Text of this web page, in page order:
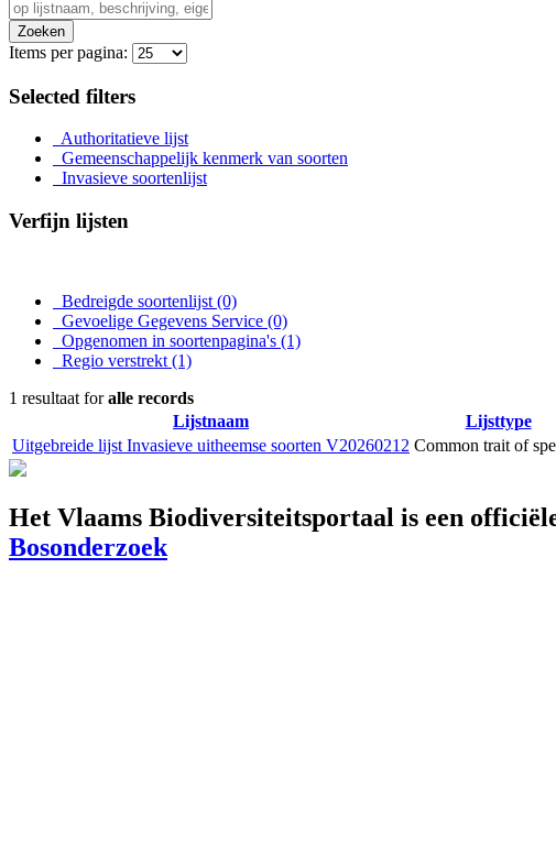
Zoeken
Items per pagina:
Selected filters
Authoritatieve lijst
Gemeenschappelijk kenmerk van soorten
Invasieve soortenlijst
Verfijn lijsten
Bedreigde soortenlijst (0)
Gevoelige Gegevens Service (0)
Opgenomen in soortenpagina's (1)
Regio verstrekt (1)
1 resultaat foralle records
Lijstnaam
Lijsttype
Uitgebreide lijst Invasieve uitheemse soorten V20260212 Common trait of
Het Vlaams Biodiversiteitsportaal is een
Bosonderzoek